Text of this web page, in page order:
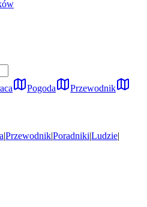
Pogoda
Przewodnik
|Przewodnik|Poradniki|Ludzie|